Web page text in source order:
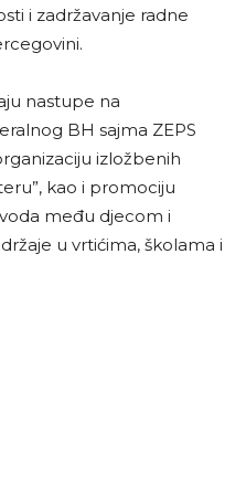
i zadržavanje radne
nastupe na
BH sajma ZEPS
izložbenih
kao i promociju
među djecom i
u vrtićima, školama i